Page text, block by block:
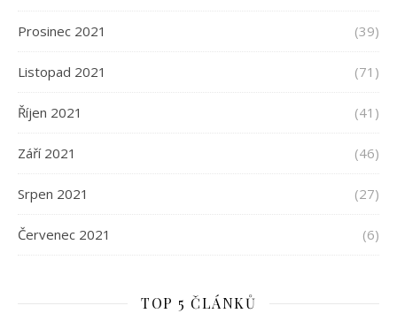
Prosinec 2021 (39)
Listopad 2021 (71)
Říjen 2021 (41)
Září 2021 (46)
Srpen 2021 (27)
Červenec 2021 (6)
TOP 5 ČLÁNKŮ